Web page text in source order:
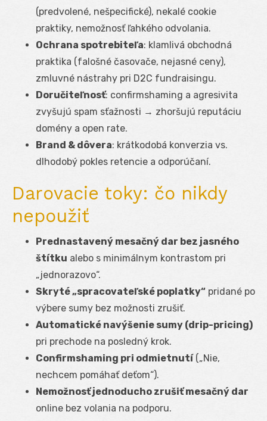
(predvolené, nešpecifické), nekalé cookie
praktiky, nemožnosť ľahkého odvolania.
Ochrana spotrebiteľa: klamlivá obchodná
praktika (falošné časovače, nejasné ceny),
zmluvné nástrahy pri D2C fundraisingu.
Doručiteľnosť: confirmshaming a agresivita
zvyšujú spam sťažnosti → zhoršujú reputáciu
domény a open rate.
Brand & dôvera: krátkodobá konverzia vs.
dlhodobý pokles retencie a odporúčaní.
Darovacie toky: čo nikdy
nepoužiť
Prednastavený mesačný dar bez jasného
štítku alebo s minimálnym kontrastom pri
„jednorazovo“.
Skryté „spracovateľské poplatky“ pridané po
výbere sumy bez možnosti zrušiť.
Automatické navýšenie sumy (drip-pricing)
pri prechode na posledný krok.
Confirmshaming pri odmietnutí(„Nie,
nechcem pomáhať deťom“).
Nemožnosť jednoducho zrušiť mesačný dar
online bez volania na podporu.